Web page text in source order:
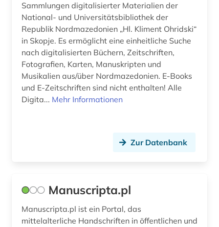
Sammlungen digitalisierter Materialien der
National- und Universitätsbibliothek der
Republik Nordmazedonien „Hl. Kliment Ohridski“
in Skopje. Es ermöglicht eine einheitliche Suche
nach digitalisierten Büchern, Zeitschriften,
Fotografien, Karten, Manuskripten und
Musikalien aus/über Nordmazedonien. E-Books
und E-Zeitschriften sind nicht enthalten! Alle
Digita... Mehr Informationen
Zur Datenbank
Manuscripta.pl
Manuscripta.pl ist ein Portal, das
mittelalterliche Handschriften in öffentlichen und